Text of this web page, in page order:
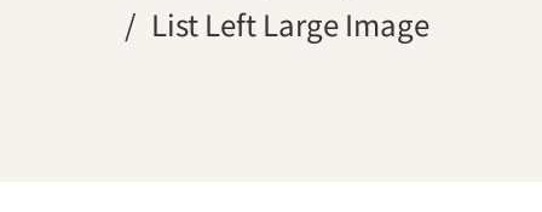
List Left Large Image